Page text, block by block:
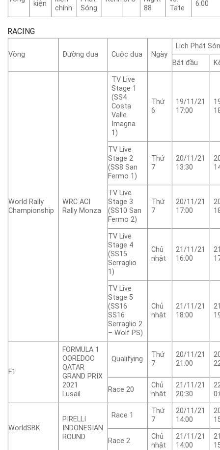
kiện
chính
Sóng
88
Tate
6:00
RACING
Vòng Đường đua Cuộc đua Ngày
Lịch Phát
Bắt đầu
World Rally
Championship
WRC ACI
Rally Monza
TV Live
Stage 1
(SS4
Costa
Valle
Imagna
1)
Thứ
6
19/11/21
17:00
TV Live
Stage 2
(SS8 San
Fermo 1)
Thứ
7
20/11/21
13:30
TV Live
Stage 3
(SS10 San
Fermo 2)
Thứ
7
20/11/21
17:00
TV Live
Stage 4
(SS15
Serraglio
1)
Chủ
nhật
21/11/21
16:00
TV Live
Stage 5
(SS16
SS16
Serraglio 2
– Wolf PS)
Chủ
nhật
21/11/21
18:00
F1
FORMULA 1
OOREDOO
QATAR
GRAND PRIX
2021
Lusail
Qualifying
Thứ
7
20/11/21
21:00
Race 20
Chủ
nhật
21/11/21
20:30
WorldSBK
PIRELLI
INDONESIAN
ROUND
Race 1
Thứ
7
20/11/21
14:00
Race 2
Chủ
nhật
21/11/21
14:00